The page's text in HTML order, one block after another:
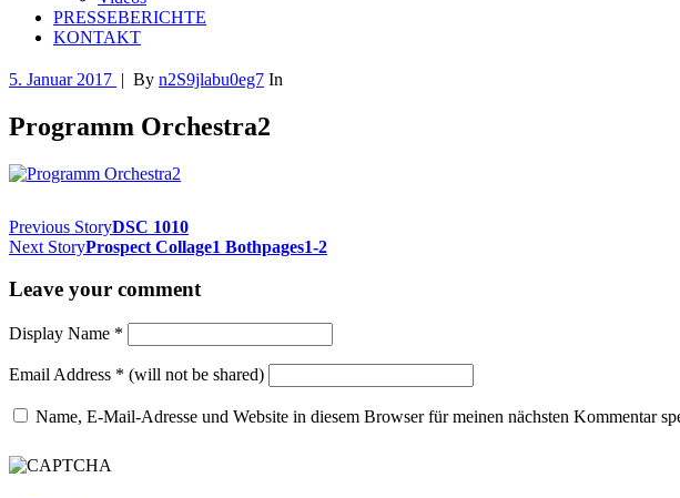
PRESSEBERICHTE
KONTAKT
5. Januar 2017 | By n2S9jlabu0eg7 In
Programm Orchestra2
Previous StoryDSC 1010
Next StoryProspect Collage1 Bothpages1-2
Leave your comment
Display Name *
Email Address * (will not be shared)
Name, E-Mail-Adresse und Website in diesem Browser für meinen nächsten Kommentar